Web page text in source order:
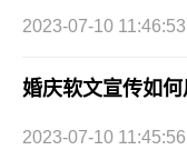
2023-07-10 11:46:53
婚庆软文宣传如何
2023-07-10 11:45:56